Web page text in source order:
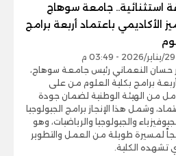
استثنائية.. جامعة سوهاج
الأكاديمي باعتماد أربعة برامج
حسان النعماني رئيس جامعة سوهاج،
برامج بكلية العلوم من على
من الهيئة الوطنية لضمان جودة
وشمل هذا الإنجاز برامج الجيولوجيا
والجيولوجيا والرياضيات، وهو
لمسيرة طويلة من العمل والتطوير
تشهده الكلية.